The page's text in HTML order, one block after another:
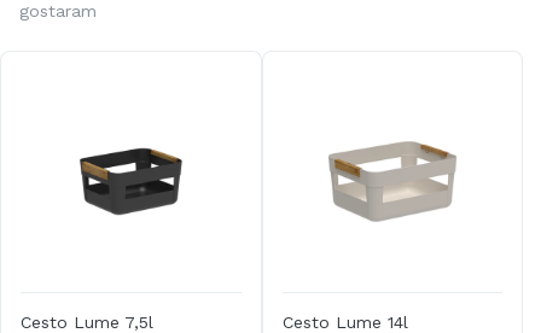
gostaram
Cesto Lume 7,5l Cesto Lume 14l